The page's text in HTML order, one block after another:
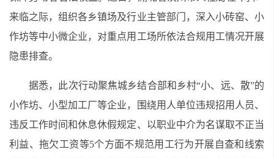
来临之际，组织各乡镇场及行业主管部门，深入小砖窑、小
作坊等中小微企业，对重点用工场所依法合规用工情况开展
隐患排查。
据悉，此次行动聚焦城乡结合部和乡村“小、远、散”的
小作坊、小型加工厂等企业，围绕用人单位违规招用人员、
违反工作时间和休息休假规定、以职业中介为名谋取不正当
利益、拖欠工资等5个方面不规范用工行为开展自查和线索